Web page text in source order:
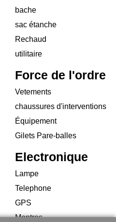
bache
sac étanche
Rechaud
utilitaire
Force de l'ordre
Vetements
chaussures d'interventions
Équipement
Gilets Pare-balles
Electronique
Lampe
Telephone
GPS
Montres